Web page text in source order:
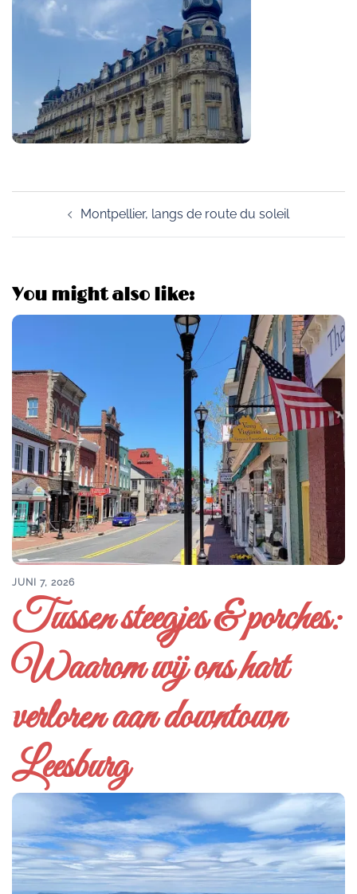
navigation
Montpellier, langs de route du soleil
You might also like:
JUNI 7, 2026
Tussen steegjes & porches:
Waarom wij ons hart
verloren aan downtown
Leesburg